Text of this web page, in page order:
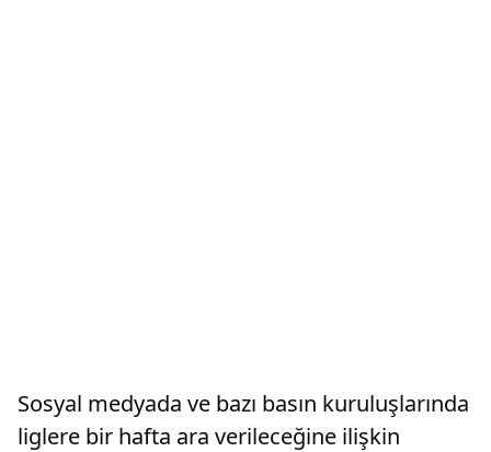
Sosyal medyada ve bazı basın kuruluşlarında
liglere bir hafta ara verileceğine ilişkin